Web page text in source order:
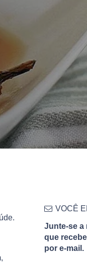
VOCÊ
Junte-se a
que
por e-mail.